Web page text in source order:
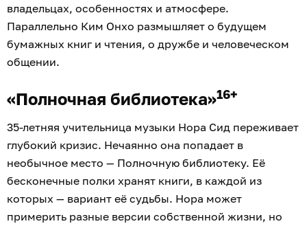
владельцах, особенностях и атмосфере.
Параллельно Ким Онхо размышляет о будущем
бумажных книг и чтения, о дружбе и человеческом
общении.
«Полночная библиотека»16+
35-летняя учительница музыки Нора Сид переживает
глубокий кризис. Нечаянно она попадает в
необычное место — Полночную библиотеку. Её
бесконечные полки хранят книги, в каждой из
которых — вариант её судьбы. Нора может
примерить разные версии собственной жизни, но